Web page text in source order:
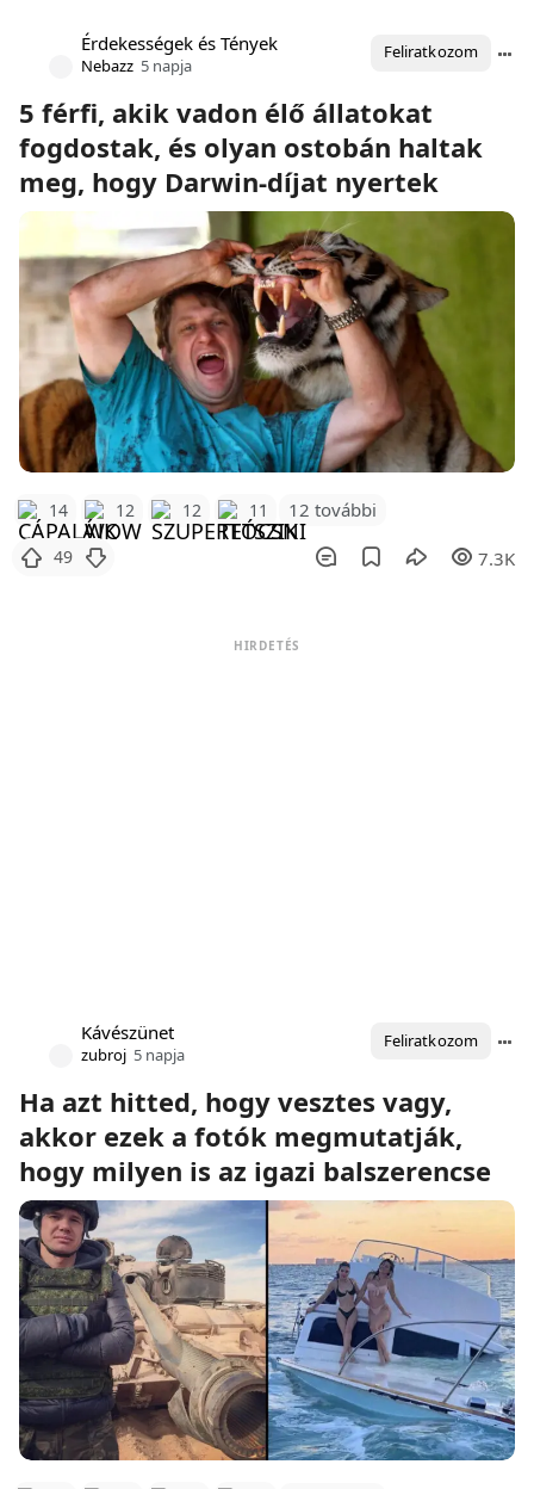
Érdekességek és Tények
Nebazz 5 napja
Feliratkozom
5 férfi, akik vadon élő állatokat
fogdostak, és olyan ostobán haltak
meg, hogy Darwin-díjat nyertek
14 12 12 11 12 további
49 7.3K
HIRDETÉS
Kávészünet
zubroj 5 napja
Feliratkozom
Ha azt hitted, hogy vesztes vagy,
akkor ezek a fotók megmutatják,
hogy milyen is az igazi balszerencse